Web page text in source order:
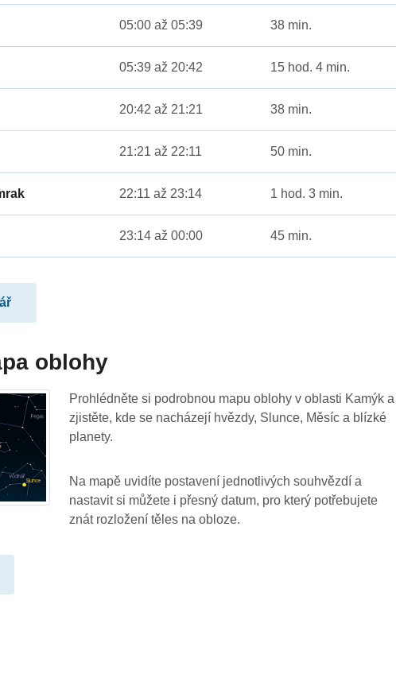
05:00 až 05:39 38 min.
05:39 až 20:42 15 hod. 4 min.
20:42 až 21:21 38 min.
21:21 až 22:11 50 min.
22:11 až 23:14 1 hod. 3 min.
23:14 až 00:00 45 min.
oblohy
Prohlédněte si podrobnou mapu oblohy v oblasti Kamýk a
zjistěte, kde se nacházejí hvězdy, Slunce, Měsíc a blízké
planety.
Na mapě uvidíte postavení jednotlivých souhvězdí a
nastavit si můžete i přesný datum, pro který potřebujete
znát rozložení těles na obloze.